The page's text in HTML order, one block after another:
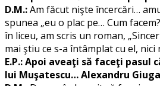
D.M.:Am făcut nişte încercări…
spunea „eu o plac pe… Cum
în liceu, am scris un roman,
mai ştiu ce s-a întâmplat cu el,
E.P.: Apoi aveaţi să faceţi
lui Muşatescu… Alexandru